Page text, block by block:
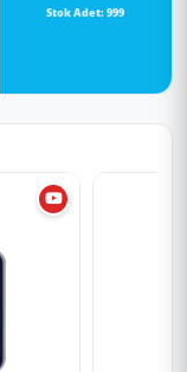
Stok Adet: 999